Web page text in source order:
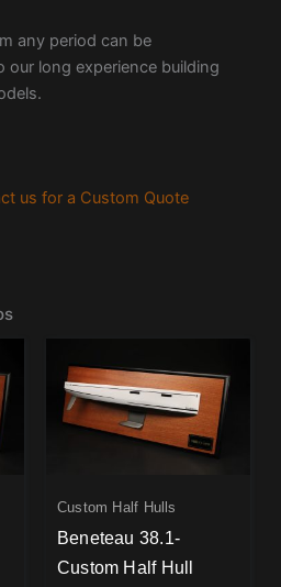
any period can be
long experience building
us for a Custom Quote
Custom Half Hulls
Beneteau 38.1-
Custom Half Hull